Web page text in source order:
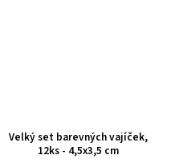
Velký set barevných vajíček,
12ks - 4,5x3,5 cm